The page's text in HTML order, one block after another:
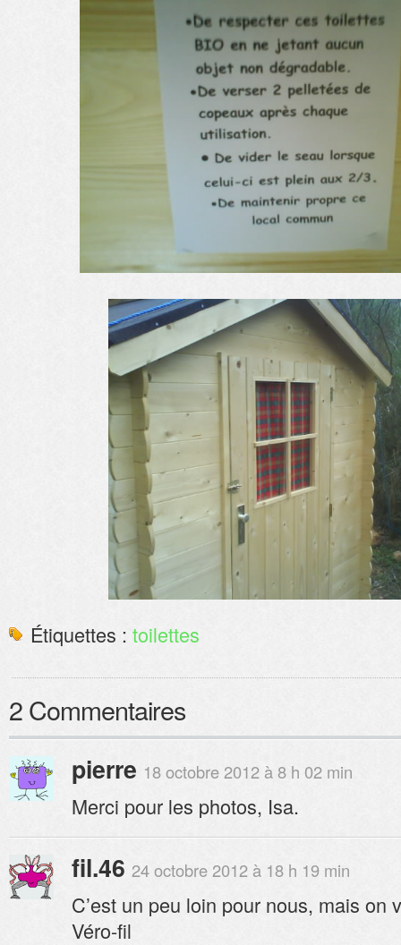
Étiquettes : toilettes
2 Commentaires
pierre 18 octobre 2012 à 8 h 02 min
Merci pour les photos, Isa.
fil.46 24 octobre 2012 à 18 h 19 min
C’est un peu loin pour nous, mais on
Véro-fil